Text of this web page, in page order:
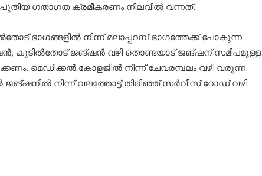
ഗതാഗത ക്രമീകരണം നിലവില്‍ വന്നത്.
ഭാഗങ്ങളില്‍ നിന്ന് മലാപ്പറമ്പ് ഭാഗത്തേക്ക് പോകുന്ന
കുടില്‍തോട് ജങ്ഷന്‍ വഴി തൊണ്ടയാട് ജങ്ഷന് സമീപമുള്ള
മെഡിക്കല്‍ കോളജില്‍ നിന്ന് ചേവരമ്പലം വഴി വരുന്ന
നിന്ന് വലത്തോട്ട് തിരിഞ്ഞ് സര്‍വീസ് റോഡ് വഴി